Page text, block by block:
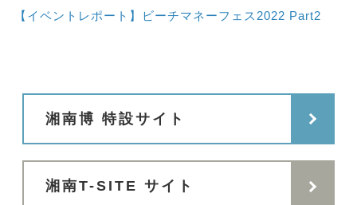
【イベントレポート】ビーチマネーフェス2022 Part2
湘南博 特設サイト
湘南T-SITE サイト